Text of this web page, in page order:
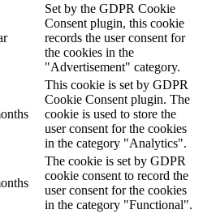
Set by the GDPR Cookie
Consent plugin, this cookie
records the user consent for
the cookies in the
"Advertisement" category.
This cookie is set by GDPR
Cookie Consent plugin. The
cookie is used to store the
user consent for the cookies
in the category "Analytics".
The cookie is set by GDPR
cookie consent to record the
user consent for the cookies
in the category "Functional".